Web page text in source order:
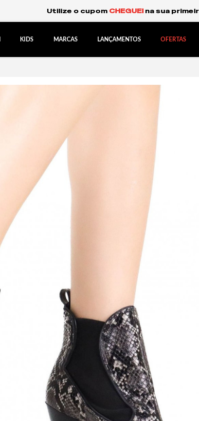
Frete Grátis Expresso para o Sul e
KIDS MARCAS LANÇAMENTOS OFERTAS